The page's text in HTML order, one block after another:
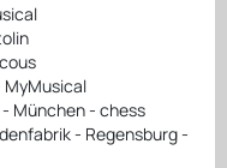
MyMusical
- München - chess
- Regensburg -